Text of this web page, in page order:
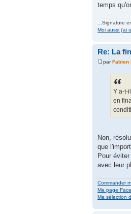
temps
...Signature
Moi aussi j'ai
Re: La
parFabien
Y a-t-
en
Non,
que
Pour
avec leur
Commander
Ma page
Ma sélection